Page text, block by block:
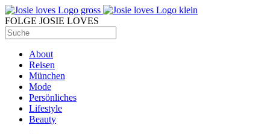
FOLGE JOSIE LOVES
About
Reisen
München
Mode
Persönliches
Lifestyle
Beauty